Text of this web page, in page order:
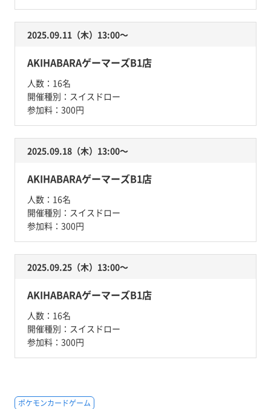
2025.09.11（木）13:00〜
AKIHABARAゲーマーズB1店
人数： 16名
開催種別： スイスドロー
参加料： 300円
2025.09.18（木）13:00〜
AKIHABARAゲーマーズB1店
人数： 16名
開催種別： スイスドロー
参加料： 300円
2025.09.25（木）13:00〜
AKIHABARAゲーマーズB1店
人数： 16名
開催種別： スイスドロー
参加料： 300円
ポケモンカードゲーム